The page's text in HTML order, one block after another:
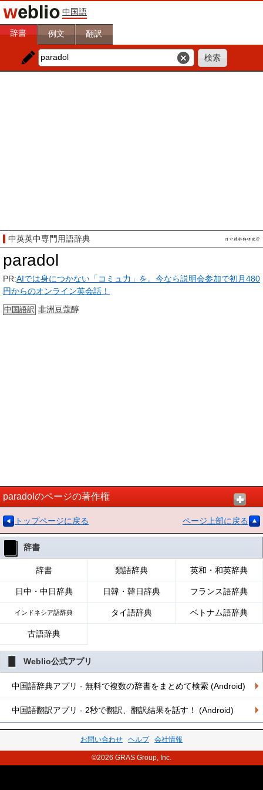
中国語
辞書 例文 翻訳
中英英中専門用語辞典
paradol
PR:AIでは身につかない「コミュ力」を。今なら説明会参加で初月480
円からのオンライン英会話！
中国語訳 非洲豆蔻醇
paradolのページの著作権
トップページに戻る ページ上部に戻る
辞書
辞書 類語辞典 英和・和英辞典
日中・中日辞典 日韓・韓日辞典 フランス語辞典
インドネシア語辞典 タイ語辞典 ベトナム語辞典
古語辞典
Weblio公式アプリ
中国語辞典アプリ - 無料で複数の辞書をまとめて検索 (Android)
中国語翻訳アプリ - 2秒で翻訳、翻訳結果を話す！ (Android)
お問い合わせ ヘルプ 会社情報
©2026 GRAS Group, Inc.